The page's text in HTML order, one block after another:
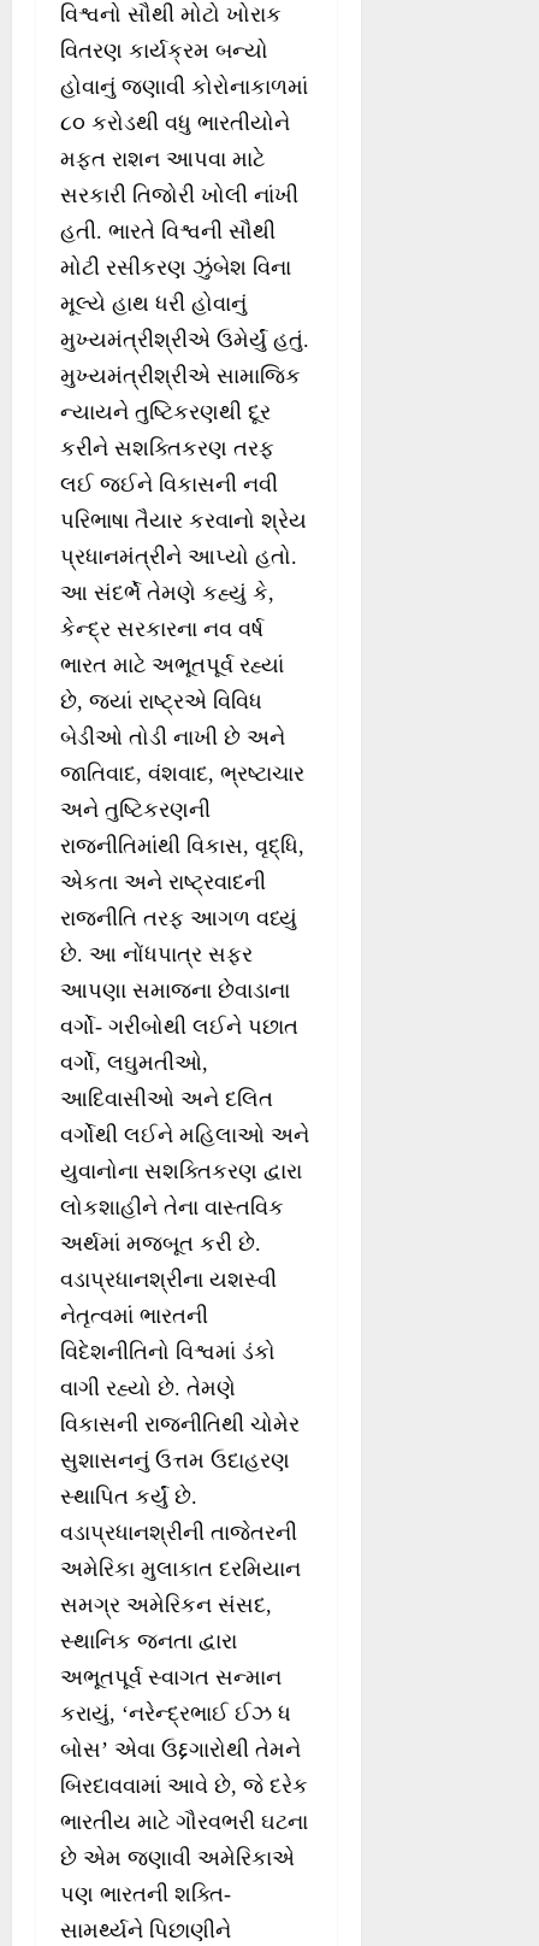
વિશ્વનો સૌથી મોટો ખોરાક
વિતરણ કાર્યક્રમ બન્યો
હોવાનું જણાવી કોરોનાકાળમાં
૮૦ કરોડથી વધુ ભારતીયોને
મફત રાશન આપવા માટે
સરકારી તિજોરી ખોલી નાંખી
હતી. ભારતે વિશ્વની સૌથી
મોટી રસીકરણ ઝુંબેશ વિના
મૂલ્યે હાથ ધરી હોવાનું
મુખ્યમંત્રીશ્રીએ ઉમેર્યું હતું.
મુખ્યમંત્રીશ્રીએ સામાજિક
ન્યાયને તુષ્ટિકરણથી દૂર
કરીને સશક્તિકરણ તરફ
લઈ જઈને વિકાસની નવી
પરિભાષા તૈયાર કરવાનો શ્રેય
પ્રધાનમંત્રીને આપ્યો હતો.
આ સંદર્ભે તેમણે કહ્યું કે,
કેન્દ્ર સરકારના નવ વર્ષ
ભારત માટે અભૂતપૂર્વ રહ્યાં
છે, જ્યાં રાષ્ટ્રએ વિવિધ
બેડીઓ તોડી નાખી છે અને
જાતિવાદ, વંશવાદ, ભ્રષ્ટાચાર
અને તુષ્ટિકરણની
રાજનીતિમાંથી વિકાસ, વૃદ્ધિ,
એકતા અને રાષ્ટ્રવાદની
રાજનીતિ તરફ આગળ વધ્યું
છે. આ નોંધપાત્ર સફર
આપણા સમાજના છેવાડાના
વર્ગો- ગરીબોથી લઈને પછાત
વર્ગો, લઘુમતીઓ,
આદિવાસીઓ અને દલિત
વર્ગોથી લઈને મહિલાઓ અને
યુવાનોના સશક્તિકરણ દ્વારા
લોકશાહીને તેના વાસ્તવિક
અર્થમાં મજબૂત કરી છે.
વડાપ્રધાનશ્રીના યશસ્વી
નેતૃત્વમાં ભારતની
વિદેશનીતિનો વિશ્વમાં ડંકો
વાગી રહ્યો છે. તેમણે
વિકાસની રાજનીતિથી ચોમેર
સુશાસનનું ઉત્તમ ઉદાહરણ
સ્થાપિત કર્યું છે.
વડાપ્રધાનશ્રીની તાજેતરની
અમેરિકા મુલાકાત દરમિયાન
સમગ્ર અમેરિકન સંસદ,
સ્થાનિક જનતા દ્વારા
અભૂતપૂર્વ સ્વાગત સન્માન
કરાયું, ‘નરેન્દ્રભાઈ ઈઝ ધ
બોસ’ એવા ઉદ્દગારોથી તેમને
બિરદાવવામાં આવે છે, જે દરેક
ભારતીય માટે ગૌરવભરી ઘટના
છે એમ જણાવી અમેરિકાએ
પણ ભારતની શક્તિ-
સામર્થ્યને પિછાણીને